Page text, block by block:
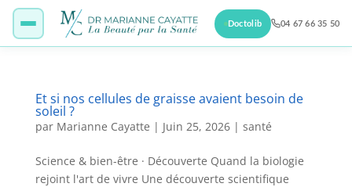
Doctolib 04 67 66 35 50
Et si nos cellules de graisse avaient besoin de
soleil ?
par Marianne Cayatte | Juin 25, 2026| santé
Science & bien-être · Découverte Quand la biologie
rejoint l'art de vivre Une découverte scientifique